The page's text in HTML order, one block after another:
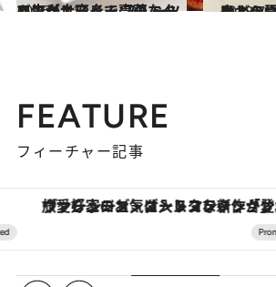
2016.12.14
コンビニスイーツのエクレアが大変身！ フルーツ＆生クリームで豪華な一皿に
グルメ 麦わら帽子やかごバッグなどの夏小物 街で浮かないように取り入れる秘訣は？
ライフ
FEATURE
フィーチャー記事
「土佐和ハーブかき氷」がOMO7高知に登場！生姜、山椒、大葉など目にも舌にも涼を呼